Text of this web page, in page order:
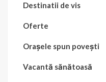
Destinatii de vis
Oferte
Orașele spun povești
Vacantă sănătoasă